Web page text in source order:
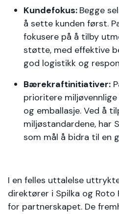
Kundefokus: Begge
å sette kunden først.
fokusere på å tilby
støtte, med effektive
god logistikk og
Bærekraftinitiativer:
prioritere
og emballasje. Ved å
miljøstandardene, har
som mål å bidra til en
I en felles uttalelse
direktører i Spilka og Roto
for partnerskapet. De